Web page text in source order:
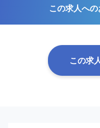
この求人へ
この求